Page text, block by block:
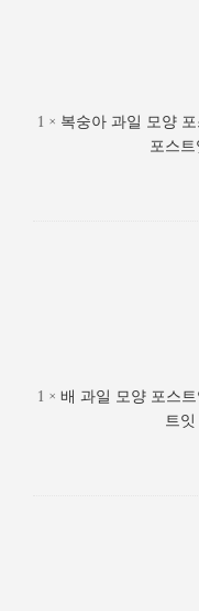
1 × 복숭아 과일 모양
포스
1 × 배 과일 모양 포스
트